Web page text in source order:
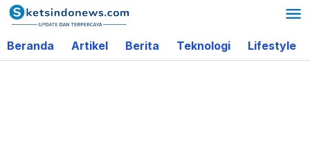
Lewati
ke
konten
Beranda Artikel Berita Teknologi Lifestyle